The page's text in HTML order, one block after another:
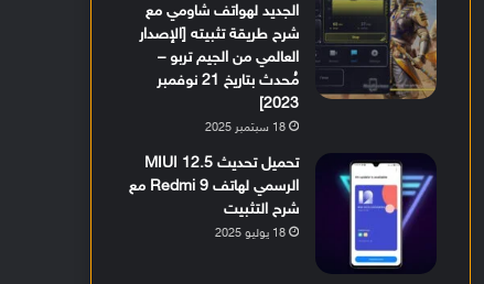
الجديد لهواتف شاومي مع
شرح طريقة تثبيته [الإصدار
العالمي من الجيم تربو –
مُحدث بتاريخ 21 نوفمبر
2023]
18 سبتمبر 2025
تحميل تحديث MIUI 12.5
الرسمي لهاتف Redmi 9 مع
شرح التثبيت
18 يوليو 2025